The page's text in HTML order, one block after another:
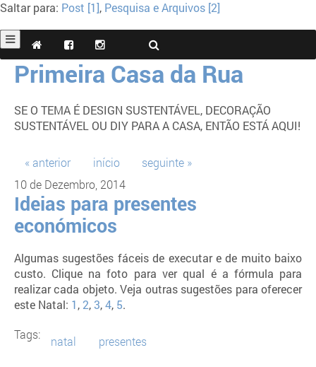
Saltar para: Post [1], Pesquisa e Arquivos [2]
Primeira Casa da Rua
SE O TEMA É DESIGN SUSTENTÁVEL, DECORAÇÃO
SUSTENTÁVEL OU DIY PARA A CASA, ENTÃO ESTÁ AQUI!
« anterior início
seguinte »
10 de Dezembro, 2014
Ideias para presentes
económicos
Algumas sugestões fáceis de executar e de muito baixo
custo. Clique na foto para ver qual é a fórmula para
realizar cada objeto. Veja outras sugestões para oferecer
este Natal: 1 , 2, 3, 4, 5.
Tags:
natal presentes